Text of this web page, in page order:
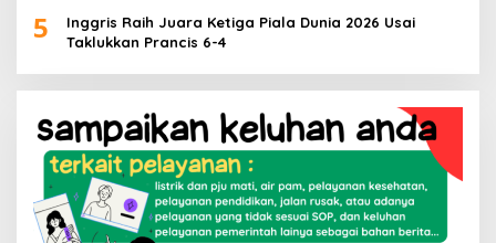
5
Inggris Raih Juara Ketiga Piala Dunia 2026 Usai
Taklukkan Prancis 6-4